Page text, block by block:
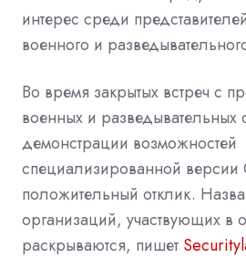
интерес среди
военного и
Во время закрытых встреч с
военных и разведывательных
демонстрации возможностей
специализированной версии
положительный отклик.
организаций, участвующих в
раскрываются, пишет